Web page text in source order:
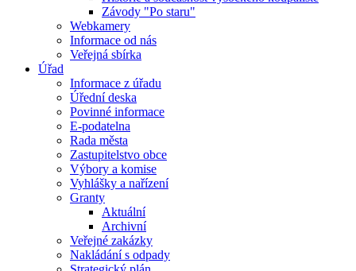
Závody "Po staru"
Webkamery
Informace od nás
Veřejná sbírka
Úřad
Informace z úřadu
Úřední deska
Povinné informace
E-podatelna
Rada města
Zastupitelstvo obce
Výbory a komise
Vyhlášky a nařízení
Granty
Aktuální
Archivní
Veřejné zakázky
Nakládání s odpady